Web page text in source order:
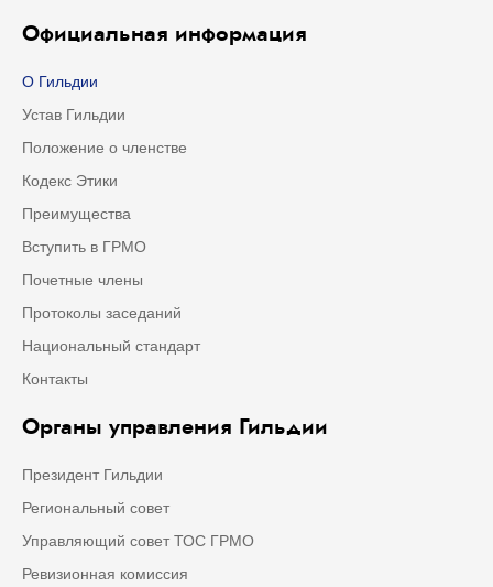
Официальная информация
О Гильдии
Устав Гильдии
Положение о членстве
Кодекс Этики
Преимущества
Вступить в ГРМО
Почетные члены
Протоколы заседаний
Национальный стандарт
Контакты
Органы управления Гильдии
Президент Гильдии
Региональный совет
Управляющий совет ТОС ГРМО
Ревизионная комиссия